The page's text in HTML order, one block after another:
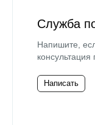
Служба
Напишите,
консультация
Написать